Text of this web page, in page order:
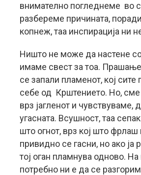
внимателно погледнеме во
разбереме причината, поради
копнеж, таа инспирација ни
Ништо не може да настене
имаме свест за тоа.
се запали пламенот, кој сите
себе од Крштението. Но,
врз јагленот и чувствуваме,
угасната. Всушност, таа
што огнот, врз кој што фрлаш
привидно се гасни, но ако ја
тој оган пламнува одново. На
потребно ни е да се